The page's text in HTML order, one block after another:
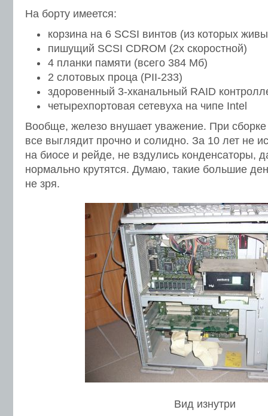
На борту имеется:
корзина на 6 SCSI винтов (из которых
пишущий SCSI CDROM (2х скоростной)
4 планки памяти (всего 384 Мб)
2 слотовых проца (PII-233)
здоровенный 3-хканальный RAID
четырехпортовая сетевуха на чипе Intel
Вообще, железо внушает уважение. При
все выглядит прочно и солидно. За 10 лет не
на биосе и рейде, не вздулись конденсаторы,
нормально крутятся. Думаю, такие большие
не зря.
Вид изнутри